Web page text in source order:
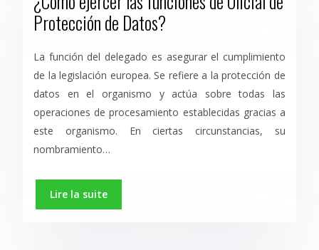
Protección de Datos?
La función del delegado es asegurar el cumplimiento
de la legislación europea. Se refiere a la protección de
datos en el organismo y actúa sobre todas las
operaciones de procesamiento establecidas gracias a
este organismo. En ciertas circunstancias, su
nombramiento…
Lire la suite